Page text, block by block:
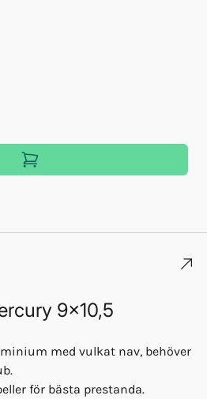
9x10,5
med vulkat nav, behöver
för bästa prestanda.